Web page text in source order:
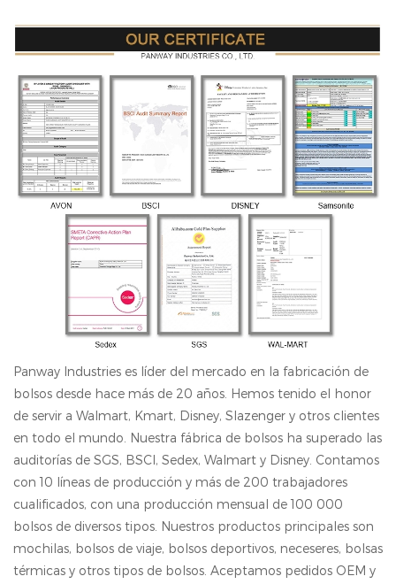
Panway Industries es líder del mercado en la fabricación de
bolsos desde hace más de 20 años. Hemos tenido el honor
de servir a Walmart, Kmart, Disney, Slazenger y otros clientes
en todo el mundo. Nuestra fábrica de bolsos ha superado las
auditorías de SGS, BSCl, Sedex, Walmart y Disney. Contamos
con 10 líneas de producción y más de 200 trabajadores
cualificados, con una producción mensual de 100 000
bolsos de diversos tipos. Nuestros productos principales son
mochilas, bolsos de viaje, bolsos deportivos, neceseres, bolsas
térmicas y otros tipos de bolsos. Aceptamos pedidos OEM y